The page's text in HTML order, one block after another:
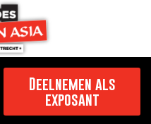
Deelnemen als
exposant